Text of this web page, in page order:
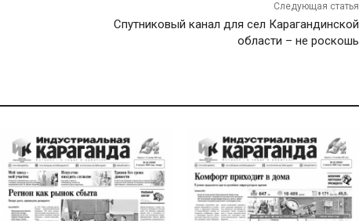
Следующая статья
Спутниковый канал для сел Карагандинской
области – не роскошь